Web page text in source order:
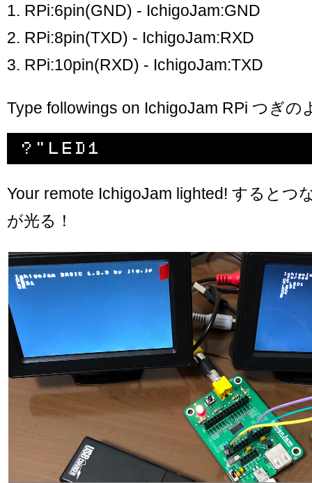
1. RPi:6pin(GND) - IchigoJam:GND
2. RPi:8pin(TXD) - IchigoJam:RXD
3. RPi:10pin(RXD) - IchigoJam:TXD
Type followings on IchigoJam RPi つぎの
Your remote IchigoJam lighted! するとつ
が光る！